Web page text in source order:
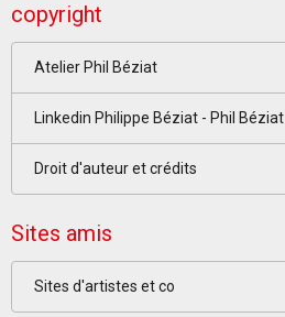
copyright
Atelier Phil Béziat
Linkedin Philippe Béziat - Phil Béziat
Droit d'auteur et crédits
Sites amis
Sites d'artistes et co